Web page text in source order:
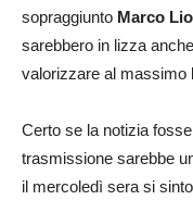
sopraggiunto Marco
sarebbero in lizza
valorizzare al massimo
Certo se la notizia
trasmissione sarebbe
il mercoledì sera si